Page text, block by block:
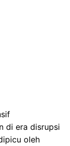
di era disrupsi
oleh